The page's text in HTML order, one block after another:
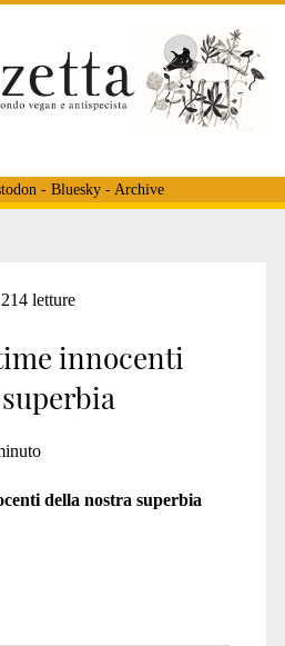
- Bluesky- Archive
letture
innocenti
della nostra superbia